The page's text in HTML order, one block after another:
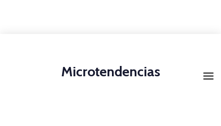
Microtendencias